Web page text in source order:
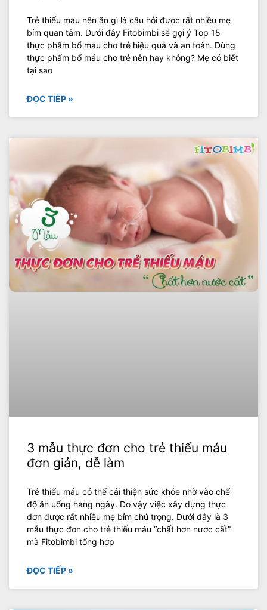
Trẻ thiếu máu nên ăn gì là câu hỏi được rất nhiều mẹ
bỉm quan tâm. Dưới đây Fitobimbi sẽ gợi ý Top 15
thực phẩm bổ máu cho trẻ hiệu quả và an toàn. Dùng
thực phẩm bổ máu cho trẻ nên hay không? Mẹ có biết
tại sao
ĐỌC TIẾP »
3 mẫu thực đơn cho trẻ thiếu máu
đơn giản, dễ làm
Trẻ thiếu máu có thể cải thiện sức khỏe nhờ vào chế
độ ăn uống hàng ngày. Do vậy việc xây dựng thực
đơn được rất nhiều mẹ bỉm chú trọng. Dưới đây là 3
mẫu thực đơn cho trẻ thiếu máu “chất hơn nước cất”
mà Fitobimbi tổng hợp
ĐỌC TIẾP »